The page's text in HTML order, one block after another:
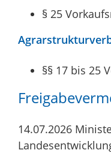
§ 25
§§ 17 bis 25
14.07.2026